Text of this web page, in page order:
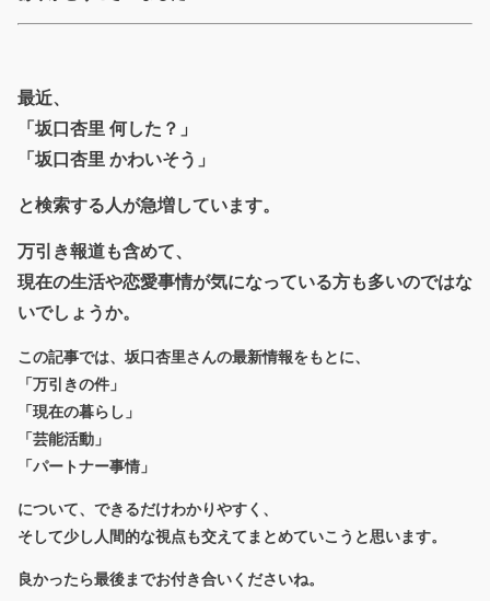
最近、
「坂口杏里 何した？」
「坂口杏里 かわいそう」
と検索する人が急増しています。
万引き報道も含めて、
現在の生活や恋愛事情が気になっている方も多いのではな
いでしょうか。
この記事では、坂口杏里さんの最新情報をもとに、
「万引きの件」
「現在の暮らし」
「芸能活動」
「パートナー事情」
について、できるだけわかりやすく、
そして少し人間的な視点も交えてまとめていこうと思います。
良かったら最後までお付き合いくださいね。